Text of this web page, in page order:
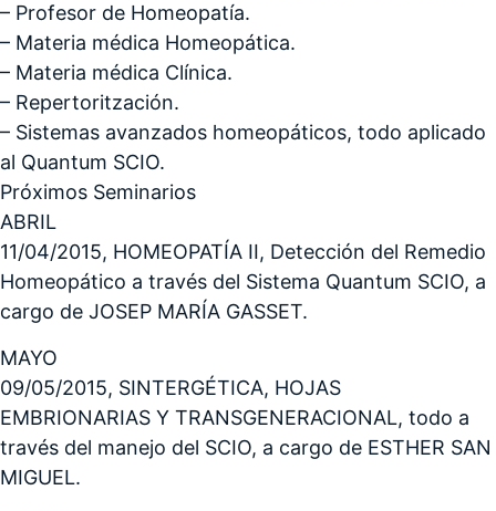
– Profesor de Homeopatía.
– Materia médica Homeopática.
– Materia médica Clínica.
– Repertoritzación.
– Sistemas avanzados homeopáticos, todo aplicado
al Quantum SCIO.
Próximos Seminarios
ABRIL
11/04/2015, HOMEOPATÍA II, Detección del Remedio
Homeopático a través del Sistema Quantum SCIO, a
cargo de JOSEP MARÍA GASSET.
MAYO
09/05/2015, SINTERGÉTICA, HOJAS
EMBRIONARIAS Y TRANSGENERACIONAL, todo a
través del manejo del SCIO, a cargo de ESTHER SAN
MIGUEL.